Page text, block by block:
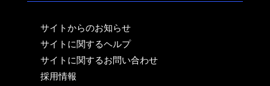
サイトからのお知らせ
サイトに関するヘルプ
サイトに関するお問い合わせ
採用情報